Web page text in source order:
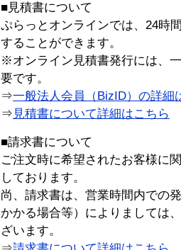
■見積書について
ぷらっとオンラインでは、24時
することができます。
※オンライン見積書発行には、
要です。
⇒一般法人会員（BizID）の詳細
⇒ 見積書について詳細はこちら
■請求書について
ご注文時に希望されたお客様に
しております。
尚、請求書は、営業時間内での
かかる場合等）によりましては
ざいます。